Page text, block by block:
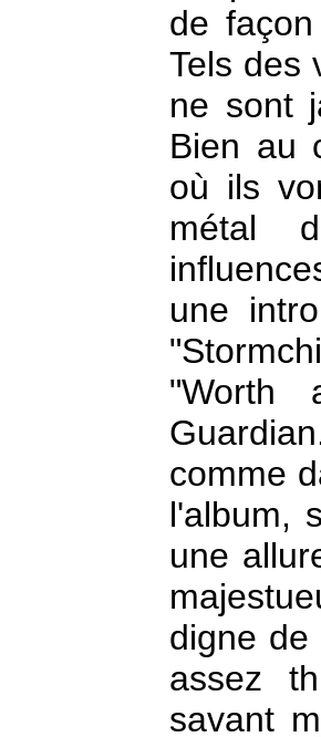
de
Tels des
ne sont
Bien au
où ils
métal
une
"Worth
comme
l'album,
une
digne de
assez
savant